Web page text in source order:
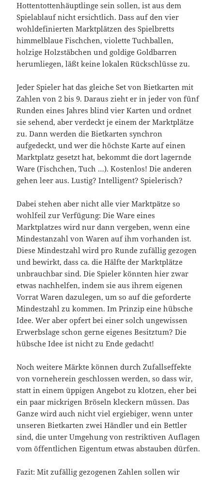
Hottentottenhäuptlinge sein sollen, ist aus dem
Spielablauf nicht ersichtlich. Dass auf den vier
wohldefinierten Marktplätzen des Spielbretts
himmelblaue Fischchen, violette Tuchballen,
holzige Holzstäbchen und goldige Goldbarren
herumliegen, läßt keine lokalen Rückschlüsse zu.
Jeder Spieler hat das gleiche Set von Bietkarten mit
Zahlen von 2 bis 9. Daraus zieht er in jeder von fünf
Runden eines Jahres blind vier Karten und ordnet
sie sehend, aber verdeckt je einem der Marktplätze
zu. Dann werden die Bietkarten synchron
aufgedeckt, und wer die höchste Karte auf einen
Marktplatz gesetzt hat, bekommt die dort lagernde
Ware (Fischchen, Tuch …). Kostenlos! Die anderen
gehen leer aus. Lustig? Intelligent? Spielerisch?
Dabei stehen aber nicht alle vier Marktpätze so
wohlfeil zur Verfügung: Die Ware eines
Marktplatzes wird nur dann vergeben, wenn eine
Mindestanzahl von Waren auf ihm vorhanden ist.
Diese Mindestzahl wird pro Runde zufällig gezogen
und bewirkt, dass ca. die Hälfte der Marktplätze
unbrauchbar sind. Die Spieler könnten hier zwar
etwas nachhelfen, indem sie aus ihrem eigenen
Vorrat Waren dazulegen, um so auf die geforderte
Mindestzahl zu kommen. Im Prinzip eine hübsche
Idee. Wer aber opfert bei einer solch ungewissen
Erwerbslage schon gerne eigenes Besitztum? Die
hübsche Idee ist nicht zu Ende gedacht!
Noch weitere Märkte können durch Zufallseffekte
von vorneherein geschlossen werden, so dass wir,
statt in einem üppigen Angebot zu klotzen, eher bei
ein paar mickrigen Bröseln kleckern müssen. Das
Ganze wird auch nicht viel ergiebiger, wenn unter
unseren Bietkarten zwei Händler und ein Bettler
sind, die unter Umgehung von restriktiven Auflagen
vom öffentlichen Eigentum etwas abstauben dürfen.
Fazit: Mit zufällig gezogenen Zahlen sollen wir